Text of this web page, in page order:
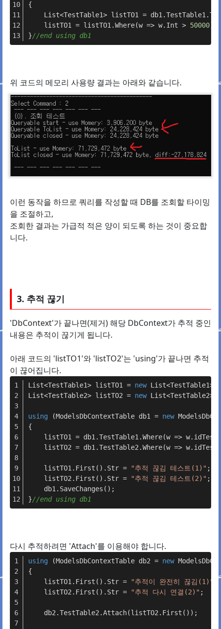
{
List<TestTable1> listTO1 =
    listTO1 = listTO1.Where(w => w.Int >
50000
}//end using db1
위 코드의 메모리 사용량 결과는 아래와 같습니다.
이런 동작을 하므로 쿼리를 작성할 때 DB를 조회할 타이밍
을 조절하고,
조회한 결과는 가급적 적은 양이 되도록 하는 것이 중요합
니다.
3. 추적 끊기
'DbContext'가 끝나면(제거) 해당 DbContext가 추적 중인
내용은 추적이 끊기게 됩니다.
아래 코드의 'listTO1'와 'listTO2'는 'using'가 끝나면 추적
이 끊어집니다.
List<TestTable1> listTO1 = new
List<TestTable2> listTO2 = new
using (ModelsDbContextTable db1 = new
{
listTO1 = db1.TestTable1.Where(w =>
listTO2 = db1.TestTable2.Where(w =>
    listTO1.First().Str =
"추적 끊김 테스트(1)" ;
    listTO2.First().Str =
"추적 끊김 테스트(2)" ;
    db1.SaveChanges();
}//end using db1
다시 추적하려면 'Attach'를 이용해야 합니다.
using (ModelsDbContextTable db2 = new
{
    listTO1.First().Str =
"추적이 완전히 끊김(1)"
    listTO2.First().Str =
"추적 다시 연결(2)" ;
    db2.TestTable2.Attach(listTO2.First());